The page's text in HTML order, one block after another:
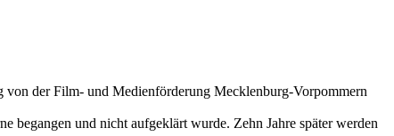
der Film- und Medienförderung Mecklenburg-Vorpommern
begangen und nicht aufgeklärt wurde. Zehn Jahre später werden